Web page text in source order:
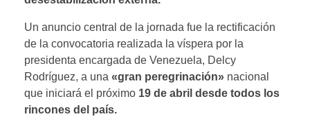
Un anuncio central de la jornada fue la rectificación
de la convocatoria realizada la víspera por la
presidenta encargada de Venezuela, Delcy
Rodríguez, a una «gran peregrinación» nacional
que iniciará el próximo 19 de abril desde todos los
rincones del país.